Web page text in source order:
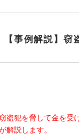
【事例解説】
盗犯を脅して金を受
が解説します。